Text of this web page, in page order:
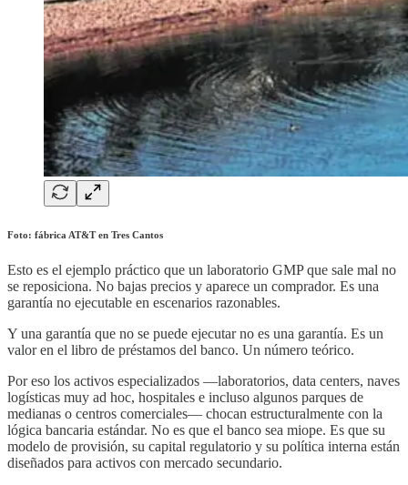
Foto: fábrica AT&T en Tres Cantos
Esto es el ejemplo práctico que un laboratorio GMP que sale mal no
se reposiciona. No bajas precios y aparece un comprador. Es una
garantía no ejecutable en escenarios razonables.
Y una garantía que no se puede ejecutar no es una garantía. Es un
valor en el libro de préstamos del banco. Un número teórico.
Por eso los activos especializados —laboratorios, data centers, naves
logísticas muy ad hoc, hospitales e incluso algunos parques de
medianas o centros comerciales— chocan estructuralmente con la
lógica bancaria estándar. No es que el banco sea miope. Es que su
modelo de provisión, su capital regulatorio y su política interna están
diseñados para activos con mercado secundario.